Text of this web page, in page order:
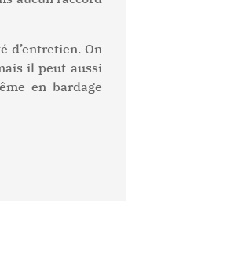
d’entretien. On
il peut aussi
en bardage